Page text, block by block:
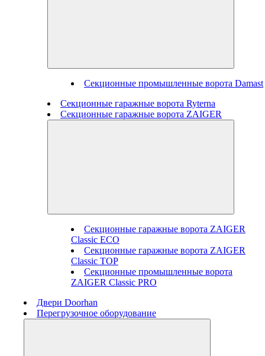
Секционные промышленные ворота Damast
Секционные гаражные ворота Ryterna
Секционные гаражные ворота ZAIGER
Секционные гаражные ворота ZAIGER
Classic ECO
Секционные гаражные ворота ZAIGER
Classic TOP
Секционные промышленные ворота
ZAIGER Classic PRO
Двери Doorhan
Перегрузочное оборудование